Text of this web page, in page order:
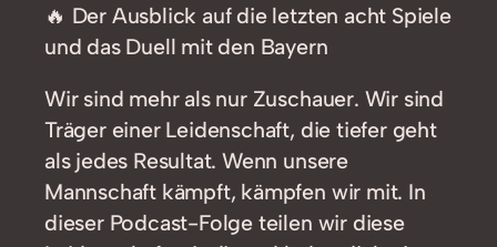
🔥 Der Ausblick auf die letzten acht Spiele
und das Duell mit den Bayern
Wir sind mehr als nur Zuschauer. Wir sind
Träger einer Leidenschaft, die tiefer geht
als jedes Resultat. Wenn unsere
Mannschaft kämpft, kämpfen wir mit. In
dieser Podcast-Folge teilen wir diese